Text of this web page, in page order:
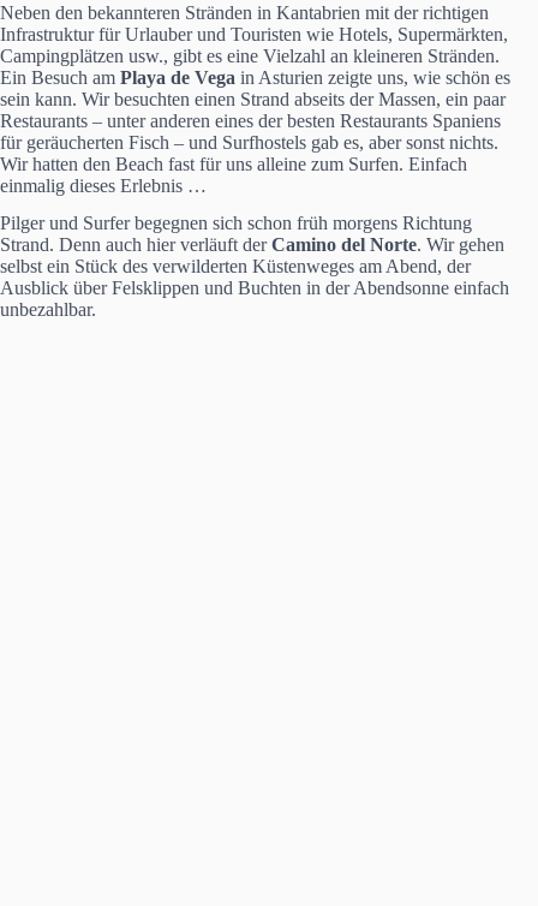
Neben den bekannteren Stränden in Kantabrien mit der richtigen
Infrastruktur für Urlauber und Touristen wie Hotels, Supermärkten,
Campingplätzen usw., gibt es eine Vielzahl an kleineren Stränden.
Ein Besuch am Playa de Vega in Asturien zeigte uns, wie schön es
sein kann. Wir besuchten einen Strand abseits der Massen, ein paar
Restaurants – unter anderen eines der besten Restaurants Spaniens
für geräucherten Fisch – und Surfhostels gab es, aber sonst nichts.
Wir hatten den Beach fast für uns alleine zum Surfen. Einfach
einmalig dieses Erlebnis …
Pilger und Surfer begegnen sich schon früh morgens Richtung
Strand. Denn auch hier verläuft derCamino del Norte. Wir gehen
selbst ein Stück des verwilderten Küstenweges am Abend, der
Ausblick über Felsklippen und Buchten in der Abendsonne einfach
unbezahlbar.